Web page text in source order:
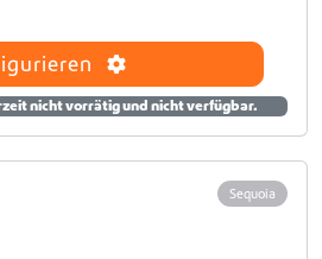
nicht vorrätig und nicht verfügbar.
Sequoia